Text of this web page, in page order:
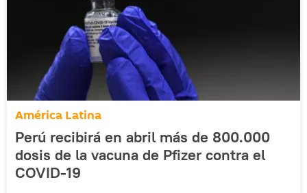
América Latina
Perú recibirá en abril más de 800.000
dosis de la vacuna de Pfizer contra el
COVID-19